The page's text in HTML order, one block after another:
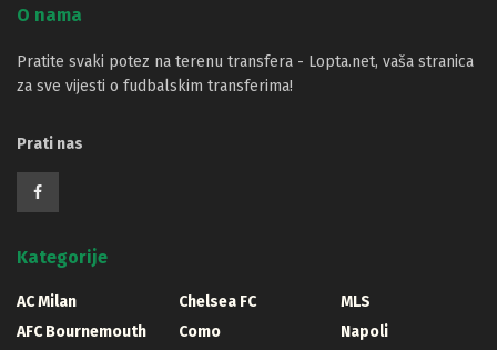
O nama
Pratite svaki potez na terenu transfera - Lopta.net, vaša stranica
za sve vijesti o fudbalskim transferima!
Prati nas
Kategorije
AC Milan
AFC Bournemouth
Chelsea FC
Como
MLS
Napoli